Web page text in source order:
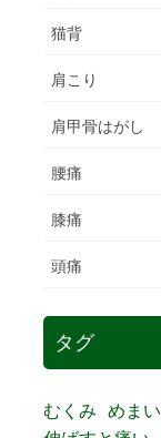
猫背
肩こり
肩甲骨はがし
腰痛
膝痛
頭痛
タグ
むくみ めまい